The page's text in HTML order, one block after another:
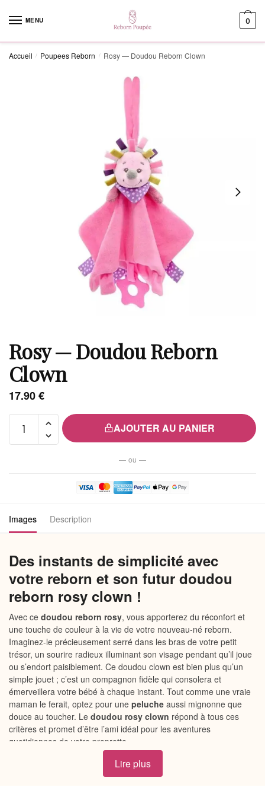
MENU 0
Accueil / Poupees Reborn / Rosy — Doudou Reborn Clown
Rosy — Doudou Reborn
Clown
17.90€
AJOUTER AU PANIER
— ou —
Images Description
Des instants de simplicité avec
votre reborn et son futur doudou
reborn rosy clown !
Avec ce doudou reborn rosy, vous apporterez du réconfort et
une touche de couleur à la vie de votre nouveau-né reborn.
Imaginez-le précieusement serré dans les bras de votre petit
trésor, un sourire radieux illuminant son visage pendant qu’il joue
ou s’endort paisiblement. Ce doudou clown est bien plus qu’un
simple jouet ; c’est un compagnon fidèle qui consolera et
émerveillera votre bébé à chaque instant. Tout comme une vraie
maman le ferait, optez pour une peluche aussi mignonne que
douce au toucher. Le doudou rosy clown répond à tous ces
critères et promet d’être l’ami idéal pour les aventures
quotidiennes de votre proprette.
Pourquoi choisir notre doudou
Lire plus